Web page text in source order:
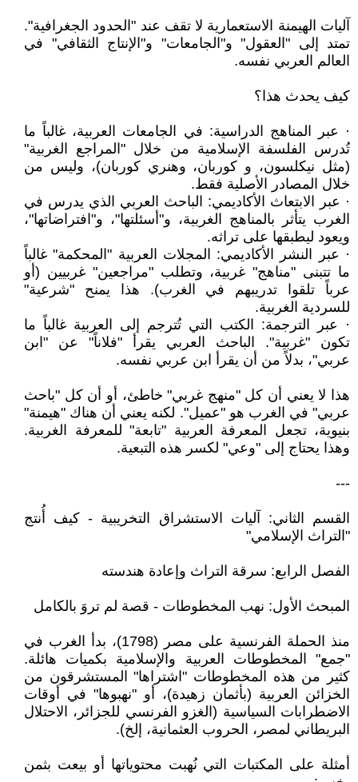
آليات الهيمنة الاستعمارية لا تقف عند "الحدود الجغرافية".
تمتد إلى "العقول" و"الجامعات" و"الإنتاج الثقافي" في
العالم العربي نفسه.
كيف يحدث هذا؟
· عبر المناهج الدراسية: في الجامعات العربية، غالباً ما
تُدرس الفلسفة الإسلامية من خلال "المراجع الغربية"
(مثل نيكلسون، و كوربان، وهنري كوربان)، وليس من
خلال المصادر الأصلية فقط.
· عبر الابتعاث الأكاديمي: الباحث العربي الذي يدرس في
الغرب يتأثر بالمناهج الغربية، و"أسئلتها"، و"افتراضاتها"،
ويعود ليطبقها على تراثه.
· عبر النشر الأكاديمي: المجلات العربية "المحكمة" غالباً
ما تتبنى "مناهج" غربية، وتطلب "مراجعين" غربيين (أو
عرباً تلقوا تدريبهم في الغرب). هذا يمنح "شرعية"
للسردية الغربية.
· عبر الترجمة: الكتب التي تُترجم إلى العربية غالباً ما
تكون "غربية". الباحث العربي يقرأ "فلاناً" عن "ابن
عربي"، بدلاً من أن يقرأ ابن عربي نفسه.
هذا لا يعني أن كل "منهج غربي" خاطئ، أو أن كل "باحث
عربي" في الغرب هو "عميل". لكنه يعني أن هناك "هيمنة"
بنيوية، تجعل المعرفة العربية "تابعة" للمعرفة الغربية.
وهذا يحتاج إلى "وعي" لكسر هذه التبعية.
---
القسم الثاني: آليات الاستشراق التخريبية - كيف أُنتج
"التراث الإسلامي"
الفصل الرابع: سرقة التراث وإعادة هندسته
المبحث الأول: نهب المخطوطات - قصة لم تروَ بالكامل
منذ الحملة الفرنسية على مصر (1798)، بدأ الغرب في
"جمع" المخطوطات العربية والإسلامية بكميات هائلة.
كثير من هذه المخطوطات "اشتراها" المستشرقون من
الخزائن العربية (بأثمان زهيدة)، أو "نهبوها" في أوقات
الاضطرابات السياسية (الغزو الفرنسي للجزائر، الاحتلال
البريطاني لمصر، الحروب العثمانية، إلخ).
أمثلة على المكتبات التي نُهبت محتوياتها أو بيعت بثمن